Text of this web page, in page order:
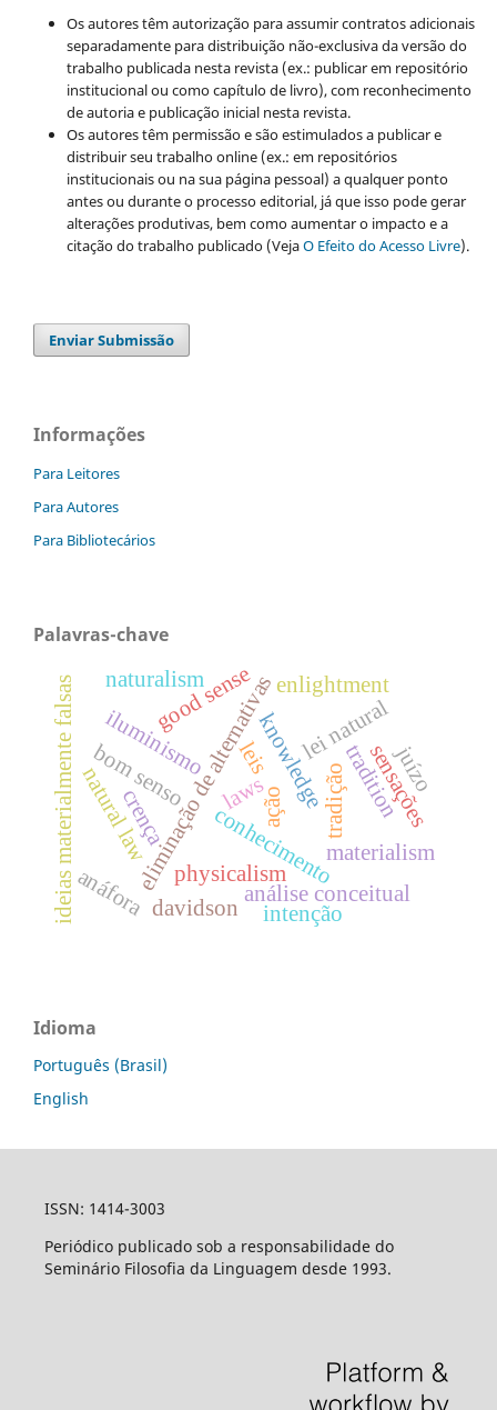
Os autores têm autorização para assumir contratos adicionais
separadamente para distribuição não-exclusiva da versão do
trabalho publicada nesta revista (ex.: publicar em repositório
institucional ou como capítulo de livro), com reconhecimento
de autoria e publicação inicial nesta revista.
Os autores têm permissão e são estimulados a publicar e
distribuir seu trabalho online (ex.: em repositórios
institucionais ou na sua página pessoal) a qualquer ponto
antes ou durante o processo editorial, já que isso pode gerar
alterações produtivas, bem como aumentar o impacto e a
citação do trabalho publicado (VejaO Efeito do Acesso Livre).
Enviar Submissão
Informações
Para Leitores
Para Autores
Para Bibliotecários
Palavras-chave
conhecimento
eliminação de alternativasknowledge
bom senso tradição
leis lei natural
iluminismo
good sense
tradition
laws
natural law
enlightment
physicalism
materialism
naturalism
análise conceitual
davidson
ação
crença
intenção
ideias materialmente falsas sensações
juízo
anáfora
Idioma
Português (Brasil)
English
ISSN: 1414-3003
Periódico publicado sob a responsabilidade do
Seminário Filosofia da Linguagem desde 1993.